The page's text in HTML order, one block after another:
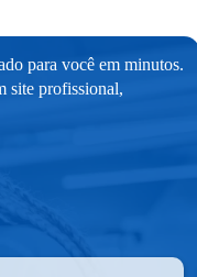
para você em minutos.
site profissional,